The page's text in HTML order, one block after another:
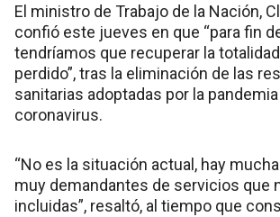
El ministro de Trabajo de la Nación,
confió este jueves en que “para fin
tendríamos que recuperar la
perdido”, tras la eliminación de las
sanitarias adoptadas por la
coronavirus.
“No es la situación actual, hay
muy demandantes de servicios que
incluidas”, resaltó, al tiempo que